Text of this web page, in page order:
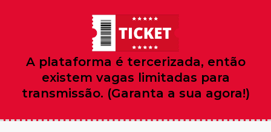
A plataforma é tercerizada, então
existem vagas limitadas para
transmissão. (Garanta a sua agora!)